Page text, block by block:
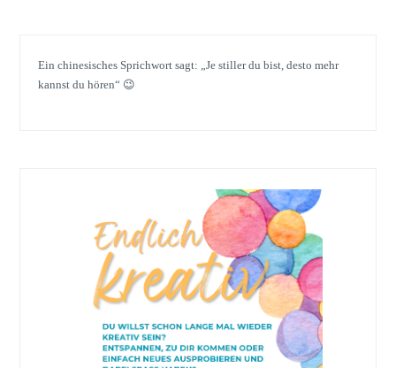
Ein chinesisches Sprichwort sagt: „Je stiller du bist, desto mehr
kannst du hören“ 😉